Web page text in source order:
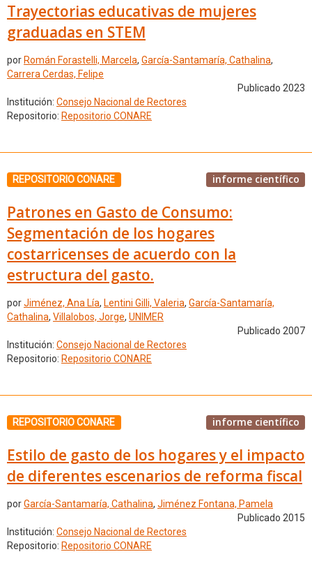
Trayectorias educativas de mujeres
graduadas en STEM
por Román Forastelli, Marcela, García-Santamaría, Cathalina,
Carrera Cerdas, Felipe
Publicado 2023
Institución: Consejo Nacional de Rectores
Repositorio: Repositorio CONARE
REPOSITORIO CONARE informe científico
Patrones en Gasto de Consumo:
Segmentación de los hogares
costarricenses de acuerdo con la
estructura del gasto.
porJiménez, Ana Lía, Lentini Gilli, Valeria, García-Santamaría,
Cathalina, Villalobos, Jorge, UNIMER
Publicado 2007
Institución: Consejo Nacional de Rectores
Repositorio: Repositorio CONARE
REPOSITORIO CONARE informe científico
Estilo de gasto de los hogares y el impacto
de diferentes escenarios de reforma fiscal
porGarcía-Santamaría, Cathalina, Jiménez Fontana, Pamela
Publicado 2015
Institución: Consejo Nacional de Rectores
Repositorio: Repositorio CONARE